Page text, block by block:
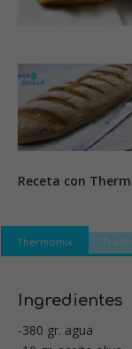
Receta con
Thermomix
Ingredientes
-380 gr. agua